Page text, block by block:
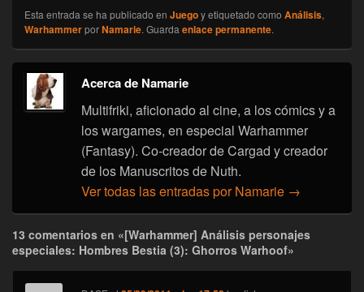
Esta entrada se ha publicado en Juegoy etiquetado como Análisis,
WarhammerporNamarie. Guarda enlace permanente.
Acerca de Namarie
Multifriki, aficionado al cine, a los cómics y a
los wargames, en especial Warhammer
(Fantasy). Co-creador de Cargad y creador
de los Manuscritos de Nuth.
Ver todas las entradas por Namarie →
13 comentarios en «[Warhammer] Análisis personajes
especiales: Hombres Bestia (3): Ghorros Warhoof»